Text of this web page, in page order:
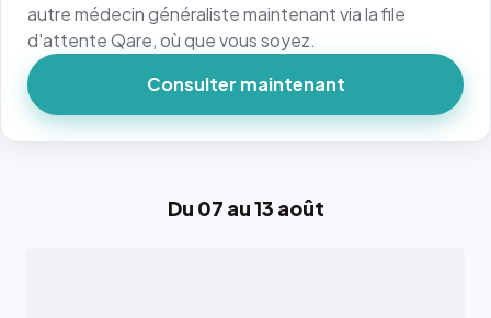
Du 07 au 13 août
autre médecin généraliste maintenant via la file
d'attente Qare, où que vous soyez.
Consulter maintenant